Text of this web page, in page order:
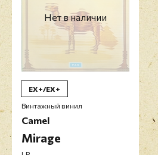
Нет в наличии
EX+/EX+
Винтажный винил
Camel
Mirage